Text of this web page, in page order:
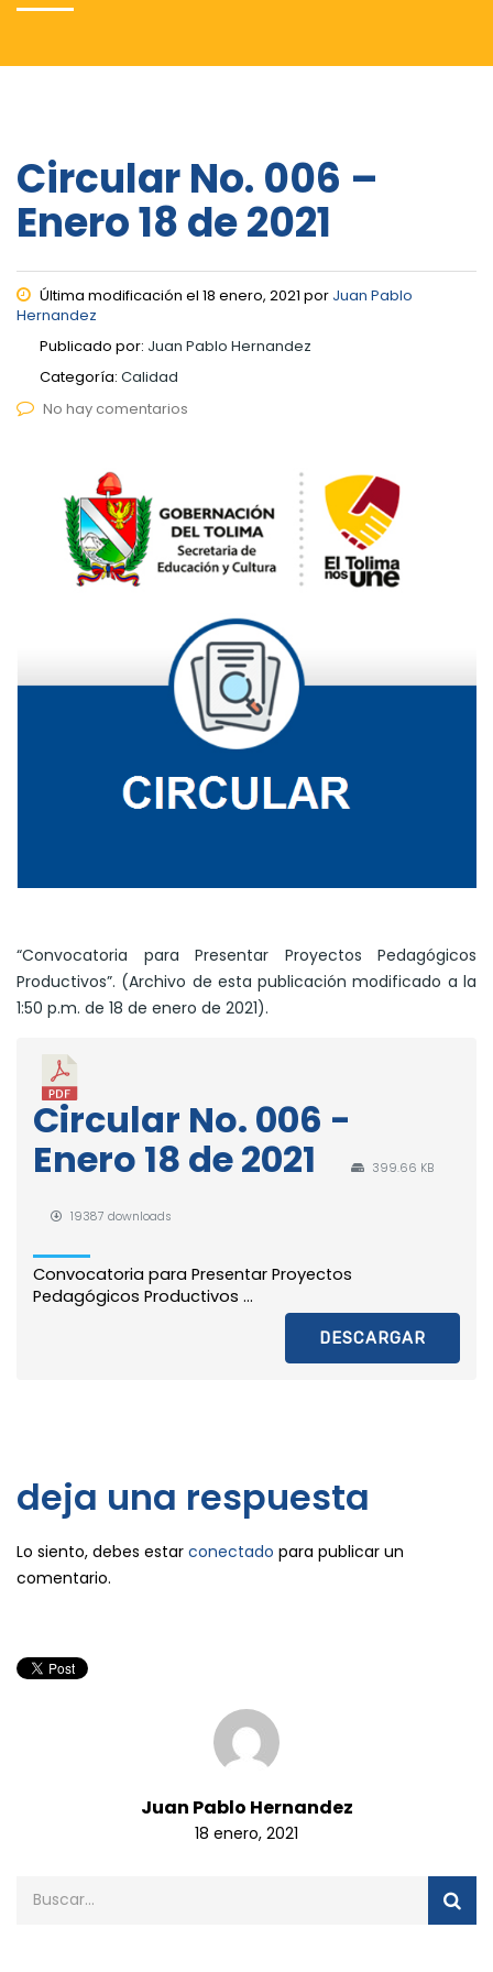
Circular No. 006 –
Enero 18 de 2021
Última modificación el 18 enero, 2021 por Juan Pablo
Hernandez
Publicado por: Juan Pablo Hernandez
Categoría: Calidad
No hay comentarios
“Convocatoria para Presentar Proyectos Pedagógicos
Productivos”. (Archivo de esta publicación modificado a la
1:50 p.m. de 18 de enero de 2021).
Circular No. 006 -
Enero 18 de 2021
399.66 KB
19387 downloads
Convocatoria para Presentar Proyectos
Pedagógicos Productivos ...
DESCARGAR
deja una respuesta
Lo siento, debes estar conectado para publicar un
comentario.
Juan Pablo Hernandez
18 enero, 2021